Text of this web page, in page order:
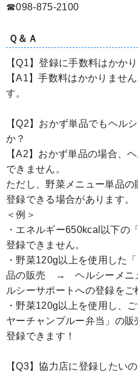
☎098-875-2100
Ｑ＆Ａ
【Q1】登録に手数料はかか
【A1】手数料はかかりませ
す。
【Q2】おかず単品でもヘル
か？
【A2】おかず単品の場合、
できません。
ただし、野菜メニュー単品
登録できる場合があります。
＜例＞
・エネルギー650kcal以下
登録できません。
・野菜120g以上を使用した
品の販売 → ヘルシーメニ
ルシーサポートへの登録をご
・野菜120g以上を使用し、
ヤーチャンプルー弁当」
登録できます！
【Q3】協力店に登録したい